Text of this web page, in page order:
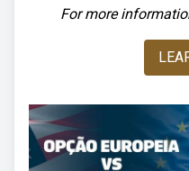
For more